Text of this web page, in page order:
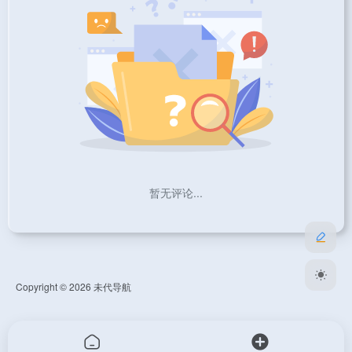
暂无评论...
Copyright © 2026 未代导航